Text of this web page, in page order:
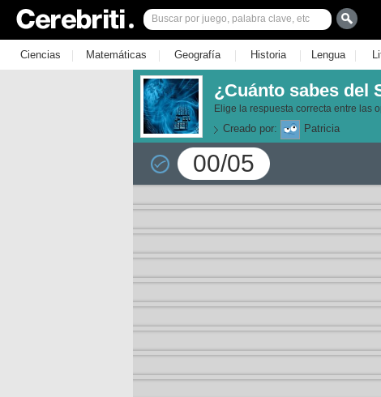
Ciencias | Matemáticas | Geografía | Historia | Lengua |
¿Cuánto sabes del
Elige la respuesta correcta entre las
Creado por: Patricia
00/05